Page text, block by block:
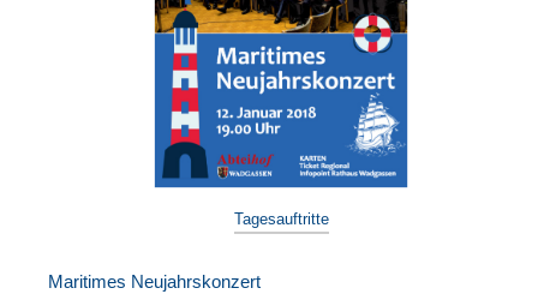
Tagesauftritte
Maritimes Neujahrskonzert